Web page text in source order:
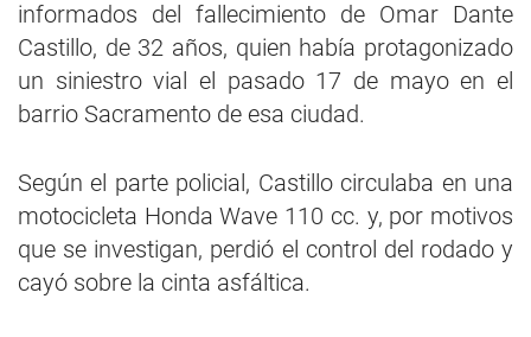
informados del fallecimiento de Omar Dante
Castillo, de 32 años, quien había protagonizado
un siniestro vial el pasado 17 de mayo en el
barrio Sacramento de esa ciudad.
Según el parte policial, Castillo circulaba en una
motocicleta Honda Wave 110 cc. y, por motivos
que se investigan, perdió el control del rodado y
cayó sobre la cinta asfáltica.